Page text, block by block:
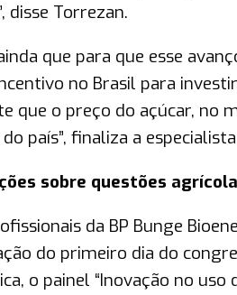
disse Torrezan.
que para que esse
no Brasil para
que o preço do açúcar, no
país”, finaliza a
sobre questões
da BP Bunge
do primeiro dia do
o painel “Inovação no uso